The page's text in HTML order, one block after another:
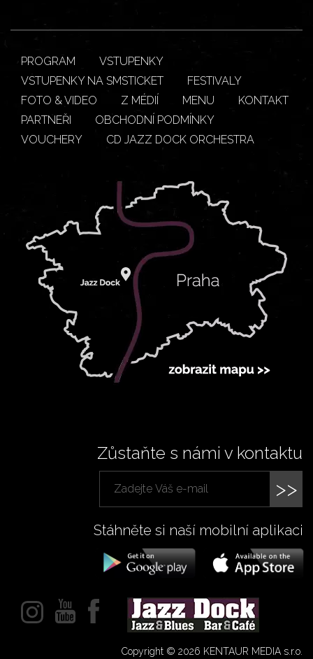
PROGRAM
VSTUPENKY
VSTUPENKY NA SMSTICKET
FESTIVALY
FOTO & VIDEO
Z MÉDIÍ MENU
KONTAKT
PARTNEŘI
OBCHODNÍ PODMÍNKY
VOUCHERY
CD JAZZ DOCK ORCHESTRA
Zůstaňte s námi v kontaktu
>>
Stáhněte si naší mobilní aplikaci
Copyright © 2026 KENTAUR MEDIA s.r.o.